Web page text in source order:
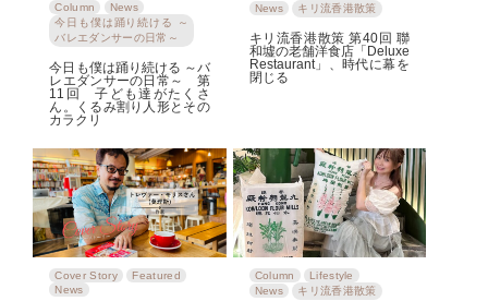
Column
News
今日も僕は踊り続ける ～
バレエダンサーの日常～
今日も僕は踊り続ける ～バ
レエダンサーの日常～ 第
11回 子ども達がたくさ
ん。くるみ割り人形とその
カラクリ
News キリ流香港散策
キリ流香港散策 第40回 聯
和墟の老舗洋食店「Deluxe
Restaurant」、時代に幕を
閉じる
Cover Story
Featured
News
Column
Lifestyle
News
キリ流香港散策